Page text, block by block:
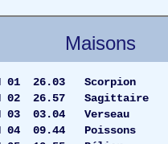
Maisons
01 26.03 Scorpion
02 26.57 Sagittaire
03 03.04 Verseau
04 09.44 Poissons